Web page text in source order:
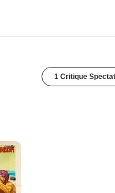
1 Critique